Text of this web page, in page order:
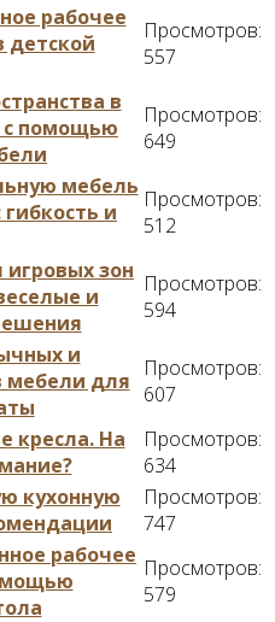
рабочее
детской
Просмотров:
557
в
с помощью
Просмотров:
649
мебель
и
Просмотров:
512
зон
и
Просмотров:
594
и
мебели для
Просмотров:
607
кресла. На
Просмотров:
634
кухонную
Просмотров:
747
рабочее Просмотров:
579